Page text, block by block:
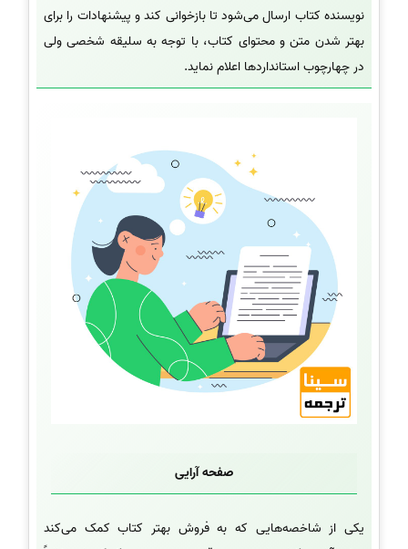
نویسنده کتاب ارسال می‌شود تا بازخوانی کند و پیشنهادات را برای
بهتر شدن متن و محتوای کتاب، با توجه به سلیقه شخصی ولی
در چهارچوب استانداردها اعلام نماید.
صفحه آرایی
یکی از شاخصه‌هایی که به فروش بهتر کتاب کمک می‌کند